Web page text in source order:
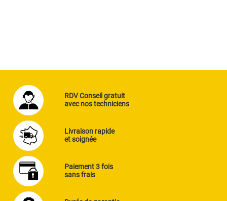
RDV Conseil gratuit
avec nos techniciens
Livraison rapide
et soignée
Paiement 3 fois
sans frais